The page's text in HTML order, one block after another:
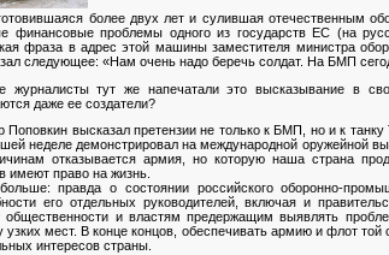
более двух лет и сулившая отечественным
финансовые проблемы одного из государств ЕС (на
фраза в адрес этой машины заместителя министра
следующее: «Нам очень надо беречь солдат. На БМП
журналисты тут же напечатали это высказывание в
даже ее создатели?
Поповкин высказал претензии не только к БМП, но и к
неделе демонстрировал на международной оружейной
отказывается армия, но которую наша страна
имеют право на жизнь.
правда о состоянии российского оборонно-
его отдельных руководителей, включая и
общественности и властям предержащим выявлять
узких мест. В конце концов, обеспечивать армию и флот
интересов страны.